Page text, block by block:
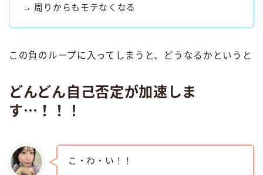
→ 周りからもモテなくなる
この負のループに入ってしまうと、どうなるかというと
どんどん自己否定が加速しま
す⋯！！！
こ・わ・い！！